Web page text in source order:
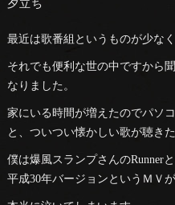
夕立ち
最近は歌番組というものが少な
それでも便利な世の中ですから
なりました。
家にいる時間が増えたのでパソ
と、ついつい懐かしい歌が聴き
僕は爆風スランプさんのRunner
平成30年バージョンというＭＶ